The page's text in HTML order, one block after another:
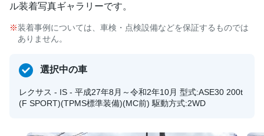
ル装着写真ギャラリーです。
装着事例については、車検・点検設備などを保証するものでは
ありません。
選択中の車
レクサス - IS - 平成27年8月～令和2年10月 型式:ASE30 200t
(F SPORT)(TPMS標準装備)(MC前) 駆動方式:2WD